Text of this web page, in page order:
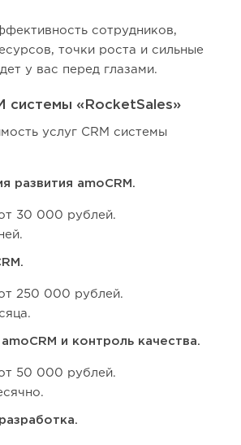
сотрудников,
точки роста и сильные
у вас перед глазами.
системы «RocketSales»
услуг CRM системы
развития amoCRM.
30 000 рублей.
250 000 рублей.
и контроль качества.
50 000 рублей.